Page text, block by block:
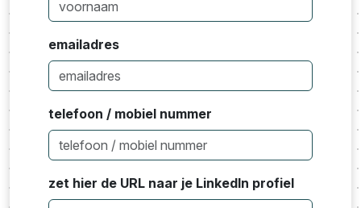
emailadres
telefoon / mobiel nummer
zet hier de URL naar je LinkedIn profiel